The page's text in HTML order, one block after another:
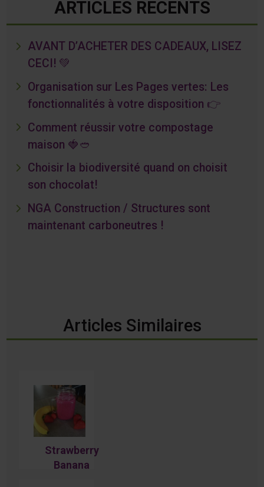
ARTICLES RÉCENTS
AVANT D’ACHETER DES CADEAUX, LISEZ
CECI! 💚
Organisation sur Les Pages vertes: Les
fonctionnalités à votre disposition 👉
Comment réussir votre compostage
maison 🍓🥙
Choisir la biodiversité quand on choisit
son chocolat!
NGA Construction / Structures sont
maintenant carboneutres !
Articles Similaires
Strawberry
Banana